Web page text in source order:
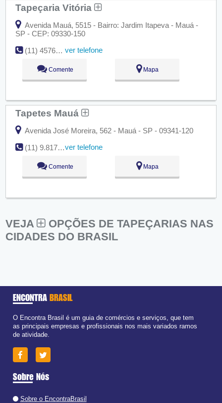
Tapeçaria Vitória
Avenida Mauá, 5515 - Bairro: Jardim Itapeva - Mauá -
SP - CEP: 09330-150
(11) 4576-1652
ver telefone
Comente Mapa
Tapetes Mauá
Avenida José Moreira, 562 - Mauá - SP - 09341-120
(11) 9.8172-8062
ver telefone
Comente Mapa
VEJA
OPÇÕES DE TAPEÇARIAS NAS
CIDADES DO BRASIL
ENCONTRA BRASIL
O Encontra Brasil é um guia de comércios e serviços, que tem
as principais empresas e profissionais nos mais variados ramos
de atividade.
Sobre Nós
Sobre o EncontraBrasil